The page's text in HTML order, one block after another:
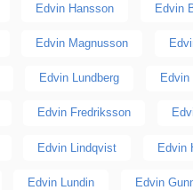
Edvin Hansson Edvin
Edvin Magnusson
Edvin Lundberg Edvin
Edvin Fredriksson
Edvin Lindqvist Edvin
Edvin Lundin Edvin